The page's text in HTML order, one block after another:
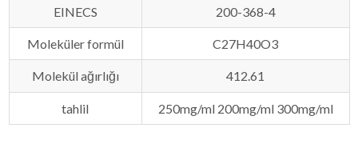
EINECS 200-368-4
Moleküler formül C27H40O3
Molekül ağırlığı 412.61
tahlil 250mg/ml 200mg/ml 300mg/ml